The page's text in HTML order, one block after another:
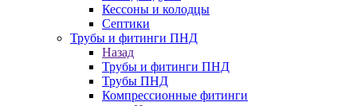
Кессоны и колодцы
Септики
Трубы и фитинги ПНД
Назад
Трубы и фитинги ПНД
Трубы ПНД
Компрессионные фитинги